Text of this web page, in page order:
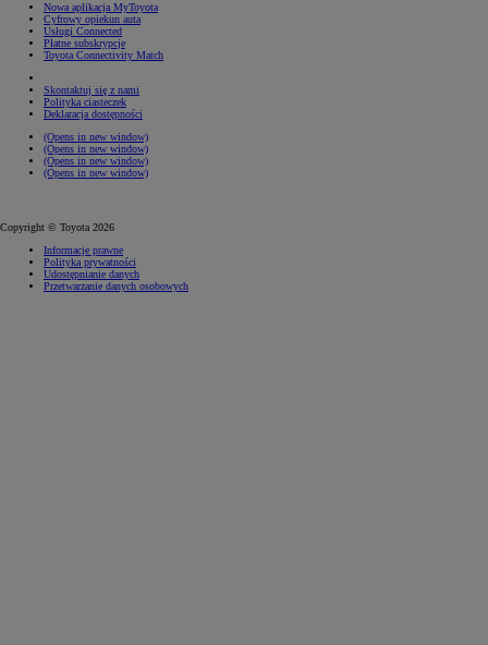
Nowa aplikacja MyToyota
Cyfrowy opiekun auta
Usługi Connected
Płatne subskrypcje
Toyota Connectivity Match
Skontaktuj się z nami
Polityka ciasteczek
Deklaracja dostępności
(Opens in new window)
(Opens in new window)
(Opens in new window)
(Opens in new window)
Copyright © Toyota 2026
Informacje prawne
Polityka prywatności
Udostępnianie danych
Przetwarzanie danych osobowych